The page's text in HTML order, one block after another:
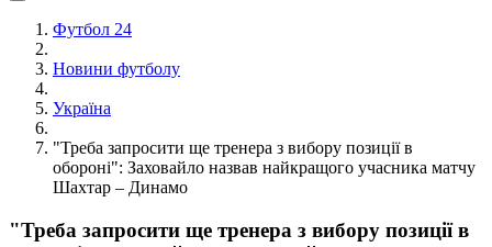
Футбол 24
Новини футболу
Україна
"Треба запросити ще тренера з вибору позиції в
обороні": Заховайло назвав найкращого учасника матчу
Шахтар – Динамо
"Треба запросити ще тренера з вибору позиції в